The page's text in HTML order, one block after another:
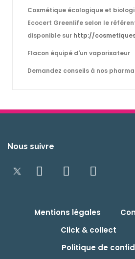
Cosmétique écologique et
Ecocert Greenlife selon le
disponible sur http://
Flacon équipé d'un vaporisateur
Demandez conseils à nos
Nous suivre
Mentions légales
Click & collect
Politique de